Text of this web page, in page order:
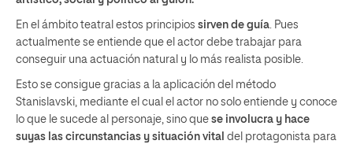
En el ámbito teatral estos principios sirven de guía. Pues
actualmente se entiende que el actor debe trabajar para
conseguir una actuación natural y lo más realista posible.
Esto se consigue gracias a la aplicación del método
Stanislavski, mediante el cual el actor no solo entiende y conoce
lo que le sucede al personaje, sino que se involucra y hace
suyas las circunstancias y situación vital del protagonista para